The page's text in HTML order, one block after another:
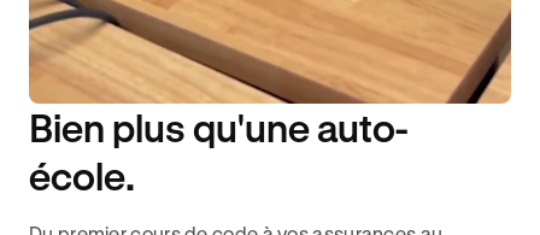
DISPONIBILITÉ 6J/7
Bien plus qu'une auto-
école.